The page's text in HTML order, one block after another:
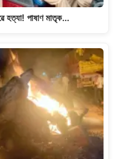
হত্যা! পাষাণ মাতৃক…